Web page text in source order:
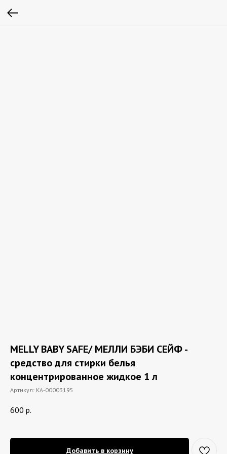
MELLY BABY SAFE/ МЕЛЛИ БЭБИ СЕЙФ -
средство для стирки белья
концентрированное жидкое 1 л
Артикул: КА-00003195
600 р.
Добавить в корзину